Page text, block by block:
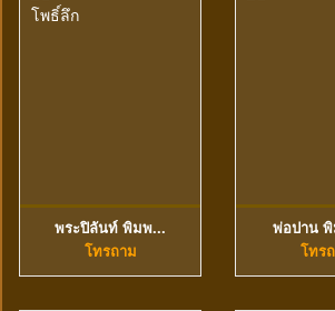
ดูข้อมูลเพิ่มเติม
พระปิลันท์ พิมพ...
โทรถาม
ดูข้อมูล
พ่อปาน พิ
โทร